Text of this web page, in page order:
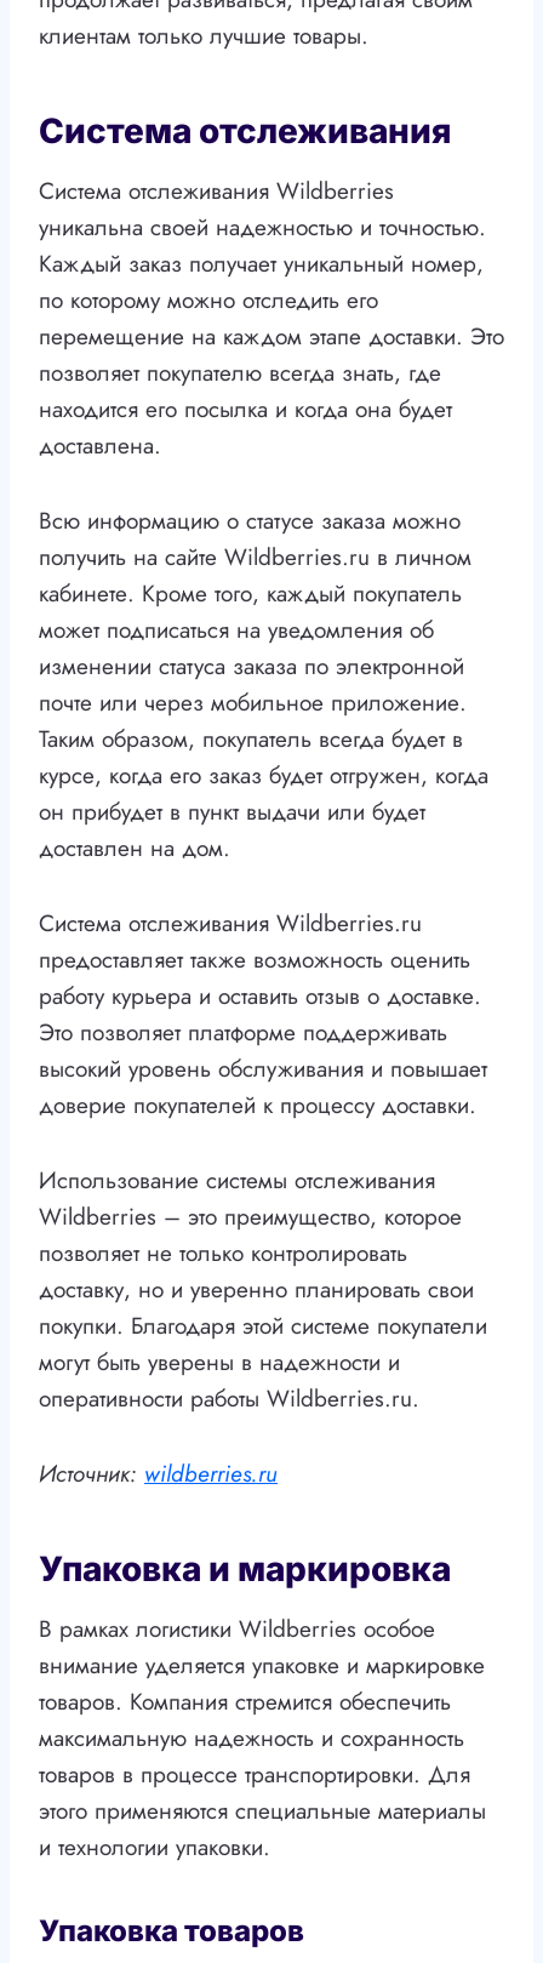
клиентам только лучшие товары.
Система отслеживания
Система отслеживания Wildberries
уникальна своей надежностью и точностью.
Каждый заказ получает уникальный номер,
по которому можно отследить его
перемещение на каждом этапе доставки. Это
позволяет покупателю всегда знать, где
находится его посылка и когда она будет
доставлена.
Всю информацию о статусе заказа можно
получить на сайте Wildberries.ru в личном
кабинете. Кроме того, каждый покупатель
может подписаться на уведомления об
изменении статуса заказа по электронной
почте или через мобильное приложение.
Таким образом, покупатель всегда будет в
курсе, когда его заказ будет отгружен, когда
он прибудет в пункт выдачи или будет
доставлен на дом.
Система отслеживания Wildberries.ru
предоставляет также возможность оценить
работу курьера и оставить отзыв о доставке.
Это позволяет платформе поддерживать
высокий уровень обслуживания и повышает
доверие покупателей к процессу доставки.
Использование системы отслеживания
Wildberries – это преимущество, которое
позволяет не только контролировать
доставку, но и уверенно планировать свои
покупки. Благодаря этой системе покупатели
могут быть уверены в надежности и
оперативности работы Wildberries.ru.
Источник: wildberries.ru
Упаковка и маркировка
В рамках логистики Wildberries особое
внимание уделяется упаковке и маркировке
товаров. Компания стремится обеспечить
максимальную надежность и сохранность
товаров в процессе транспортировки. Для
этого применяются специальные материалы
и технологии упаковки.
Упаковка товаров